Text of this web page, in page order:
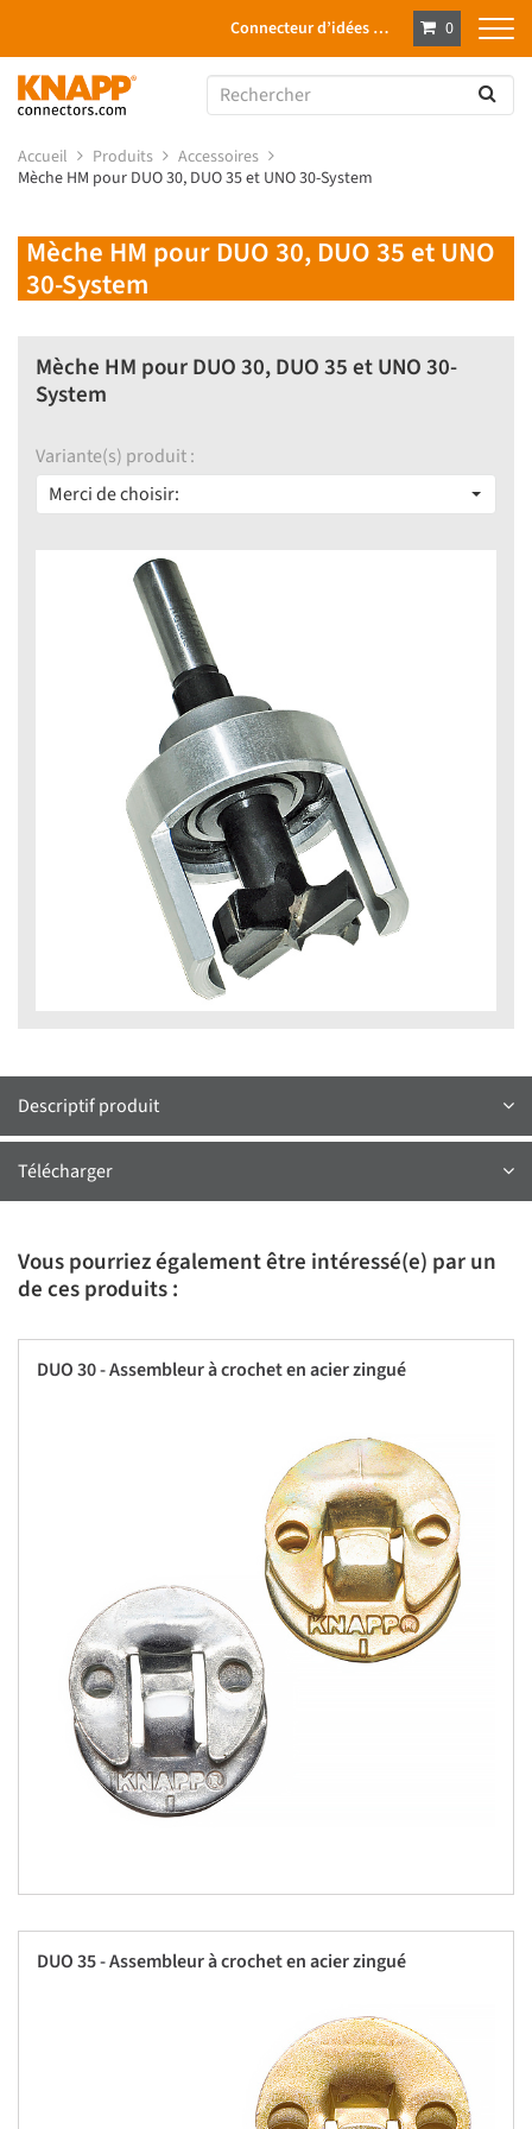
Connecteur d’idées … 0
Accueil Produits
Accessoires
Mèche HM pour DUO 30, DUO 35 et UNO 30-System
Mèche HM pour DUO 30, DUO 35 et UNO
30-System
Mèche HM pour DUO 30, DUO 35 et UNO 30-
System
Variante(s) produit :
Merci de choisir:
Descriptif produit
Télécharger
Vous pourriez également être intéressé(e) par un
de ces produits :
DUO 30 - Assembleur à crochet en acier zingué
DUO 35 - Assembleur à crochet en acier zingué